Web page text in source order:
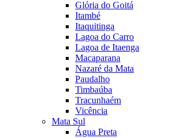
Glória do Goitá
Itambé
Itaquitinga
Lagoa do Carro
Lagoa de Itaenga
Macaparana
Nazaré da Mata
Paudalho
Timbaúba
Tracunhaém
Vicência
Mata Sul
Água Preta